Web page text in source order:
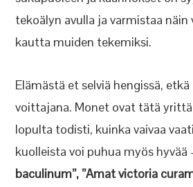
tekoälyn avulla ja varmistaa
kautta muiden tekemiksi.
Elämästä et selviä hengissä, etkä
voittajana. Monet ovat tätä
lopulta todisti, kuinka vaivaa
kuolleista voi puhua myös hyvää
baculinum”, ”Amat victoria